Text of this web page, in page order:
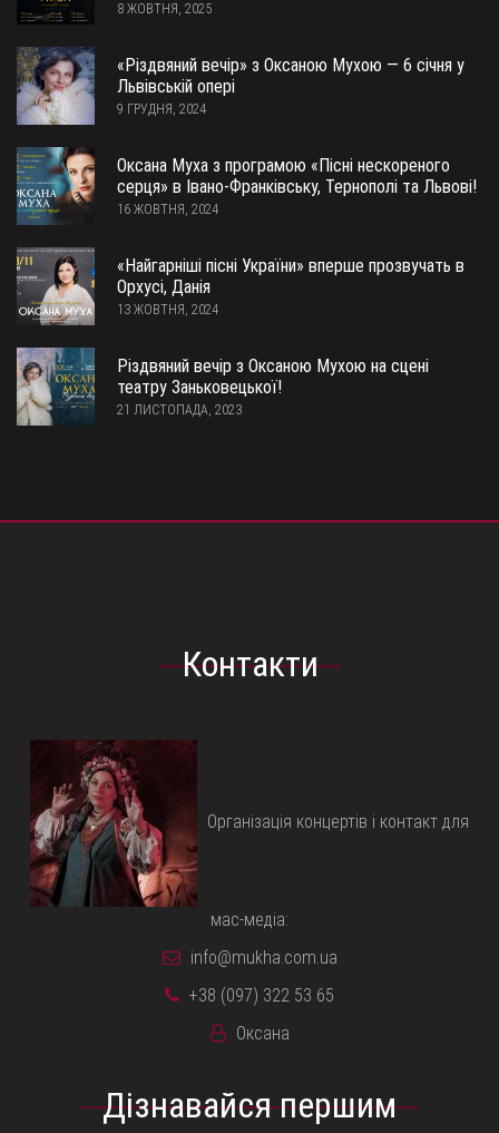
8 ЖОВТНЯ, 2025
«Різдвяний вечір» з Оксаною Мухою — 6 січня у
Львівській опері
9 ГРУДНЯ, 2024
Оксана Муха з програмою «Пісні нескореного
серця» в Івано-Франківську, Тернополі та Львові!
16 ЖОВТНЯ, 2024
«Найгарніші пісні України» вперше прозвучать в
Орхусі, Данія
13 ЖОВТНЯ, 2024
Різдвяний вечір з Оксаною Мухою на сцені
театру Заньковецької!
21 ЛИСТОПАДА, 2023
Контакти
Організація концертів і контакт для
мас-медіа:
info@mukha.com.ua
+38 (097) 322 53 65
Оксана
Дізнавайся першим